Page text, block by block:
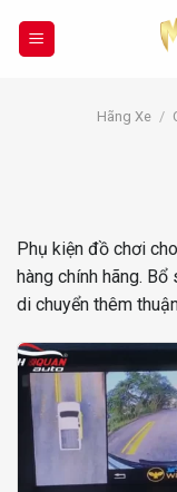
Hãng Xe /
Phụ kiện đồ chơi cho
hàng chính hãng.
di chuyển thêm